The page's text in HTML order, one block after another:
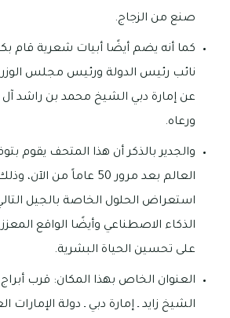
صنع من الزجاج.
كما أنه يضم أيضًا أبيات شعرية قام
نائب رئيس الدولة ورئيس مجلس
عن إمارة دبي الشيخ محمد بن راشد
ورعاه.
والجدير بالذكر أن هذا المتحف يقوم
العالم بعد مرور 50 عاماً من
استعراض الحلول الخاصة بالجيل
الذكاء الاصطناعي وأيضًا الواقع
على تحسين الحياة البشرية.
العنوان الخاص بهذا المكان: قرب أبراج
الشيخ زايد ـ إمارة دبي ـ دولة الإمارات